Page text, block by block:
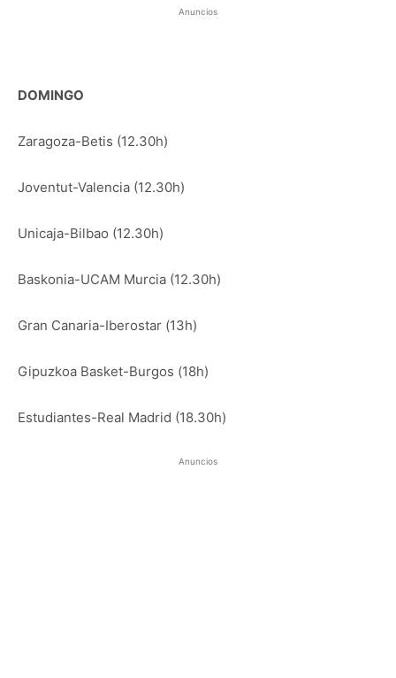
Anuncios
DOMINGO
Zaragoza-Betis (12.30h)
Joventut-Valencia (12.30h)
Unicaja-Bilbao (12.30h)
Baskonia-UCAM Murcia (12.30h)
Gran Canaria-Iberostar (13h)
Gipuzkoa Basket-Burgos (18h)
Estudiantes-Real Madrid (18.30h)
Anuncios